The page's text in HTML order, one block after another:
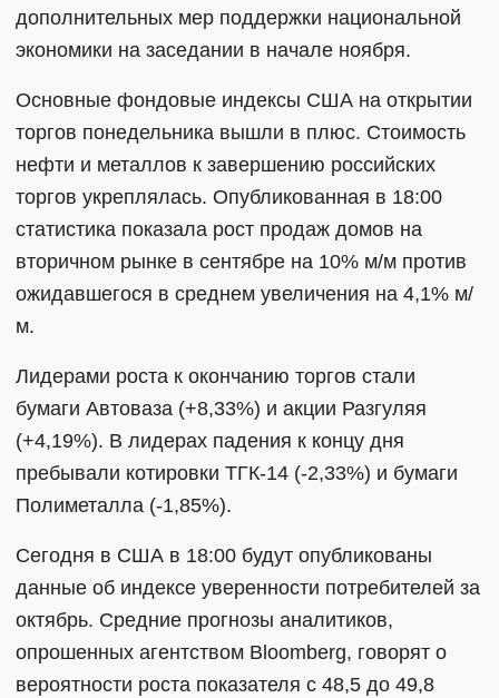
дополнительных мер поддержки национальной
экономики на заседании в начале ноября.
Основные фондовые индексы США на открытии
торгов понедельника вышли в плюс. Стоимость
нефти и металлов к завершению российских
торгов укреплялась. Опубликованная в 18:00
статистика показала рост продаж домов на
вторичном рынке в сентябре на 10% м/м против
ожидавшегося в среднем увеличения на 4,1% м/
м.
Лидерами роста к окончанию торгов стали
бумаги Автоваза (+8,33%) и акции Разгуляя
(+4,19%). В лидерах падения к концу дня
пребывали котировки ТГК-14 (-2,33%) и бумаги
Полиметалла (-1,85%).
Сегодня в США в 18:00 будут опубликованы
данные об индексе уверенности потребителей за
октябрь. Средние прогнозы аналитиков,
опрошенных агентством Bloomberg, говорят о
вероятности роста показателя с 48,5 до 49,8